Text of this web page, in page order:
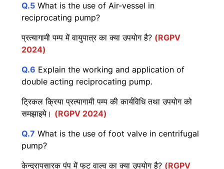
Q.5 What is the use of Air-vessel in
reciprocating pump?
प्रत्यागामी पम्प में वायुपात्र का क्या उपयोग है? (RGPV
2024)
Q.6 Explain the working and application of
double acting reciprocating pump.
ट्रिकल क्रिया प्रत्यागामी पम्प की कार्यविधि तथा उपयोग को
समझाइये। (RGPV 2024)
Q.7 What is the use of foot valve in centrifugal
pump?
केन्द्रापसारक पंप में फुट वाल्व का क्या उपयोग है? (RGPV